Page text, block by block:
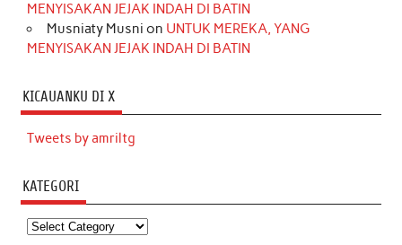
MENYISAKAN JEJAK INDAH DI BATIN
Musniaty Musni on UNTUK MEREKA, YANG
MENYISAKAN JEJAK INDAH DI BATIN
KICAUANKU DI X
Tweets by amriltg
KATEGORI
Kategori